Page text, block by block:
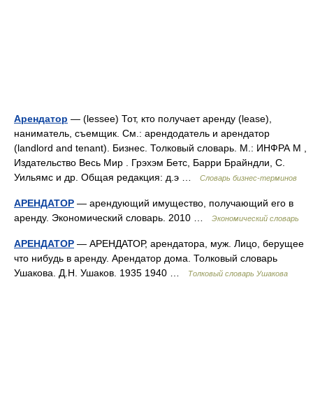
Арендатор — (lessee) Тот, кто получает аренду (lease),
наниматель, съемщик. См.: арендодатель и арендатор
(landlord and tenant). Бизнес. Толковый словарь. М.: ИНФРА М ,
Издательство Весь Мир . Грэхэм Бетс, Барри Брайндли, С.
Уильямс и др. Общая редакция: д.э …
Словарь бизнес-терминов
АРЕНДАТОР — арендующий имущество, получающий его в
аренду. Экономический словарь. 2010 …
Экономический словарь
АРЕНДАТОР — АРЕНДАТОР, арендатора, муж. Лицо, берущее
что нибудь в аренду. Арендатор дома. Толковый словарь
Ушакова. Д.Н. Ушаков. 1935 1940 …
Толковый словарь Ушакова